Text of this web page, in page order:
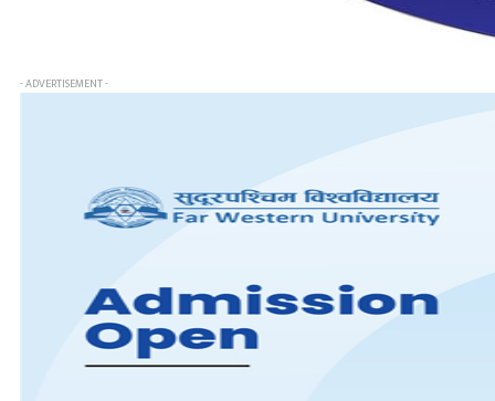
- ADVERTISEMENT -